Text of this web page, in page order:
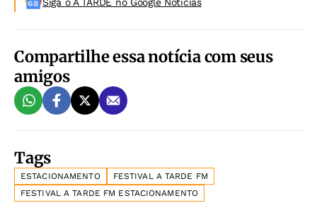
Compartilhe essa notícia com seus
amigos
Tags
ESTACIONAMENTO
FESTIVAL A TARDE FM
FESTIVAL A TARDE FM ESTACIONAMENTO